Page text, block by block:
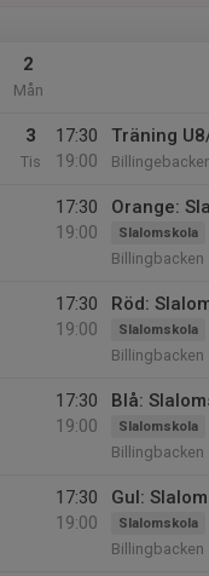
2
Mån
3
Tis
17:30
19:00
Träning
17:30
19:00
Orange:
Slalomskola
Billingbacken
17:30
19:00
Röd:
Slalomskola
Billingbacken
17:30
19:00
Blå:
Slalomskola
Billingbacken
17:30
19:00
Gul:
Slalomskola
Billingbacken